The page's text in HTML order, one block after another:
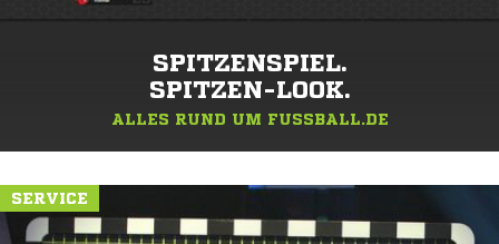
SPITZENSPIEL.
SPITZEN-LOOK.
ALLES RUND UM FUSSBALL.DE
SERVICE